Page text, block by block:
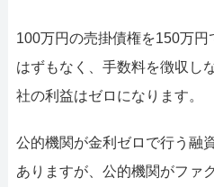
100万円の売掛債権を150万
はずもなく、手数料を徴収し
社の利益はゼロになります。
公的機関が金利ゼロで行う融
ありますが、公的機関がファ